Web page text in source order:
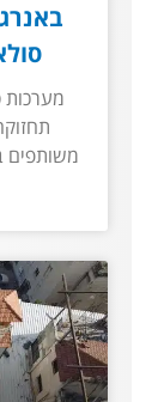
מערכות
משותפים